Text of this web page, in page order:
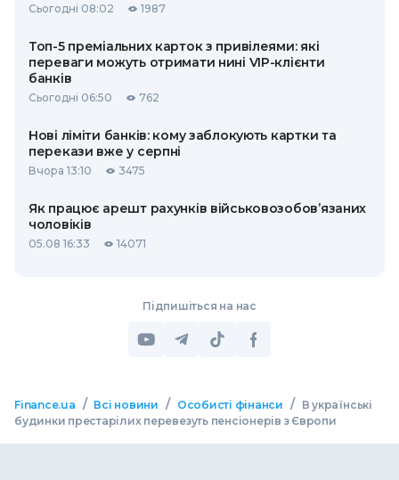
Сьогодні 08:02 1987
Топ-5 преміальних карток з привілеями: які
переваги можуть отримати нині VIP-клієнти
банків
Сьогодні 06:50 762
Нові ліміти банків: кому заблокують картки та
перекази вже у серпні
Вчора 13:10 3475
Як працює арешт рахунків військовозобов’язаних
чоловіків
05.08 16:33 14071
Підпишіться на нас
Finance.ua / Всі новини / Особисті фінанси /
В українські
будинки престарілих перевезуть пенсіонерів з Європи